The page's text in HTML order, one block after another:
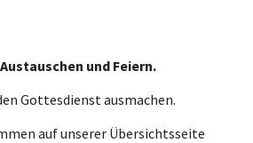
und Feiern.
Gottesdienst ausmachen.
auf unserer Übersichtsseite